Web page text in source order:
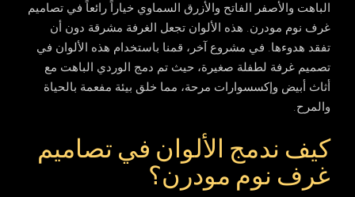
الباهت والأصفر الفاتح والأزرق السماوي خياراً رائعاً فيتصاميم
غرف نوم مودرن. هذه الألوان تجعل الغرفة مشرقة دون أن
تفقد هدوءها. في مشروع آخر، قمنا باستخدام هذه الألوان في
تصميم غرفة لطفلة صغيرة، حيث تم دمج الوردي الباهت مع
أثاث أبيض وإكسسوارات مرحة، مما خلق بيئة مفعمة بالحياة
والمرح.
كيف ندمج الألوان في تصاميم
غرف نوم مودرن؟